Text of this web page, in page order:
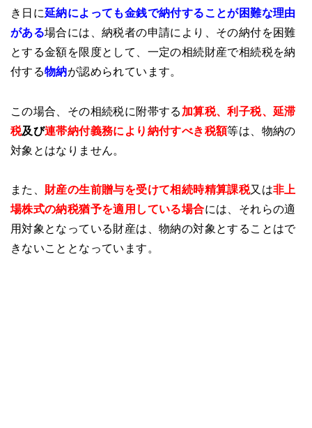
き日に延納によっても金銭で納付することが困難な理由
がある場合には、納税者の申請により、その納付を困難
とする金額を限度として、一定の相続財産で相続税を納
付する物納が認められています。
この場合、その相続税に附帯する 加算税、利子税、延滞
税及び連帯納付義務により納付すべき税額等は、物納の
対象とはなりません。
また、 財産の生前贈与を受けて相続時精算課税又は非上
場株式の納税猶予を適用している場合には、それらの適
用対象となっている財産は、物納の対象とすることはで
きないこととなっています。